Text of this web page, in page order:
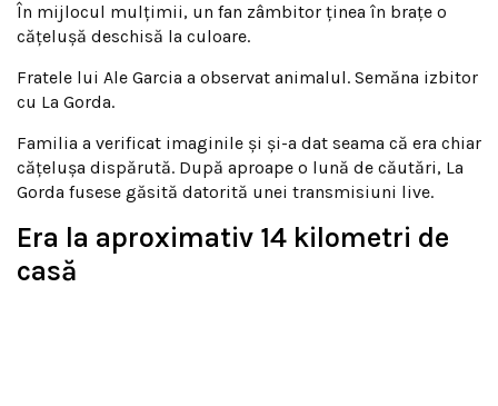
În mijlocul mulțimii, un fan zâmbitor ținea în brațe o
cățelușă deschisă la culoare.
Fratele lui Ale Garcia a observat animalul. Semăna izbitor
cu La Gorda.
Familia a verificat imaginile și și-a dat seama că era chiar
cățelușa dispărută. După aproape o lună de căutări, La
Gorda fusese găsită datorită unei transmisiuni live.
Era la aproximativ 14 kilometri de
casă